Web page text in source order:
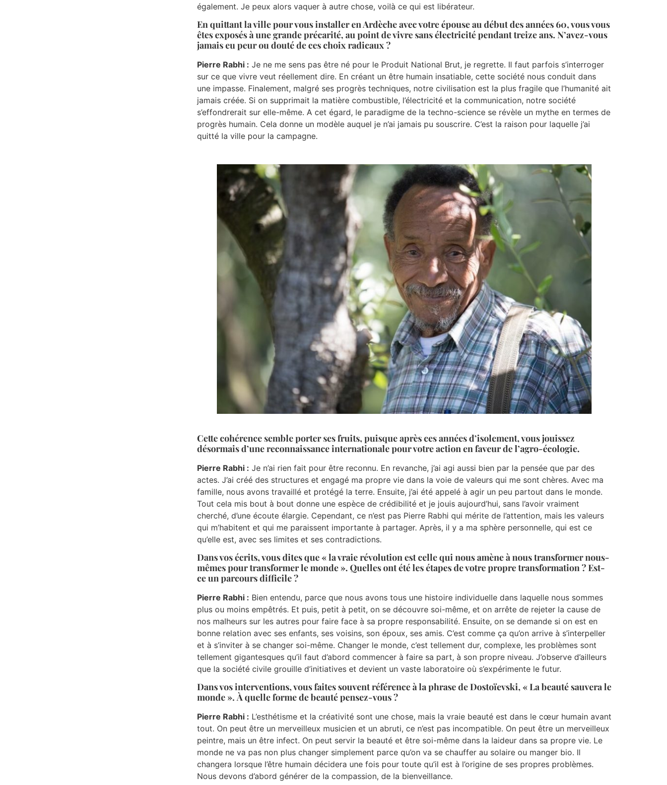
également. Je peux alors vaquer à autre chose, voilà ce qui est libérateur.
En quittant la ville pour vous installer en Ardèche avec votre épouse au début des années 60, vous vous
êtes exposés à une grande précarité, au point de vivre sans électricité pendant treize ans. N’avez-vous
jamais eu peur ou douté de ces choix radicaux ?
Pierre Rabhi : Je ne me sens pas être né pour le Produit National Brut, je regrette. Il faut parfois s’interroger
sur ce que vivre veut réellement dire. En créant un être humain insatiable, cette société nous conduit dans
une impasse. Finalement, malgré ses progrès techniques, notre civilisation est la plus fragile que l’humanité ait
jamais créée. Si on supprimait la matière combustible, l’électricité et la communication, notre société
s’effondrerait sur elle-même. A cet égard, le paradigme de la techno-science se révèle un mythe en termes de
progrès humain. Cela donne un modèle auquel je n’ai jamais pu souscrire. C’est la raison pour laquelle j’ai
quitté la ville pour la campagne.
Cette cohérence semble porter ses fruits, puisque après ces années d’isolement, vous jouissez
désormais d’une reconnaissance internationale pour votre action en faveur de l’agro-écologie.
Pierre Rabhi : Je n’ai rien fait pour être reconnu. En revanche, j’ai agi aussi bien par la pensée que par des
actes. J’ai créé des structures et engagé ma propre vie dans la voie de valeurs qui me sont chères. Avec ma
famille, nous avons travaillé et protégé la terre. Ensuite, j’ai été appelé à agir un peu partout dans le monde.
Tout cela mis bout à bout donne une espèce de crédibilité et je jouis aujourd’hui, sans l’avoir vraiment
cherché, d’une écoute élargie. Cependant, ce n’est pas Pierre Rabhi qui mérite de l’attention, mais les valeurs
qui m’habitent et qui me paraissent importante à partager. Après, il y a ma sphère personnelle, qui est ce
qu’elle est, avec ses limites et ses contradictions.
Dans vos écrits, vous dites que « la vraie révolution est celle qui nous amène à nous transformer nous-
mêmes pour transformer le monde ». Quelles ont été les étapes de votre propre transformation ? Est-
ce un parcours difficile ?
Pierre Rabhi : Bien entendu, parce que nous avons tous une histoire individuelle dans laquelle nous sommes
plus ou moins empêtrés. Et puis, petit à petit, on se découvre soi-même, et on arrête de rejeter la cause de
nos malheurs sur les autres pour faire face à sa propre responsabilité. Ensuite, on se demande si on est en
bonne relation avec ses enfants, ses voisins, son époux, ses amis. C’est comme ça qu’on arrive à s’interpeller
et à s’inviter à se changer soi-même. Changer le monde, c’est tellement dur, complexe, les problèmes sont
tellement gigantesques qu’il faut d’abord commencer à faire sa part, à son propre niveau. J’observe d’ailleurs
que la société civile grouille d’initiatives et devient un vaste laboratoire où s’expérimente le futur.
Dans vos interventions, vous faites souvent référence à la phrase de Dostoïevski, « La beauté sauvera le
monde ». À quelle forme de beauté pensez-vous ?
Pierre Rabhi : L’esthétisme et la créativité sont une chose, mais la vraie beauté est dans le cœur humain avant
tout. On peut être un merveilleux musicien et un abruti, ce n’est pas incompatible. On peut être un merveilleux
peintre, mais un être infect. On peut servir la beauté et être soi-même dans la laideur dans sa propre vie. Le
monde ne va pas non plus changer simplement parce qu’on va se chauffer au solaire ou manger bio. Il
changera lorsque l’être humain décidera une fois pour toute qu’il est à l’origine de ses propres problèmes.
Nous devons d’abord générer de la compassion, de la bienveillance.